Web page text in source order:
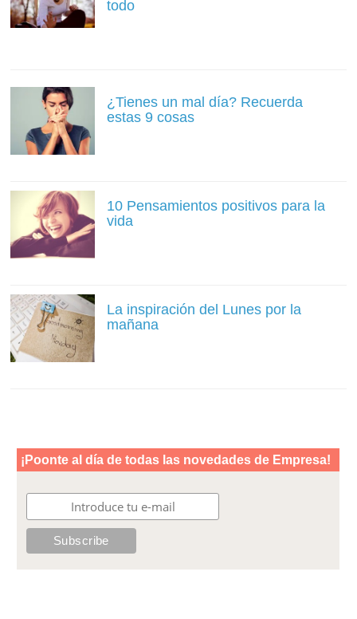
todo
¿Tienes un mal día? Recuerda
estas 9 cosas
10 Pensamientos positivos para la
vida
La inspiración del Lunes por la
mañana